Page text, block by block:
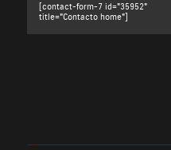
[contact-form-7 id="35952"
title="Contacto home"]